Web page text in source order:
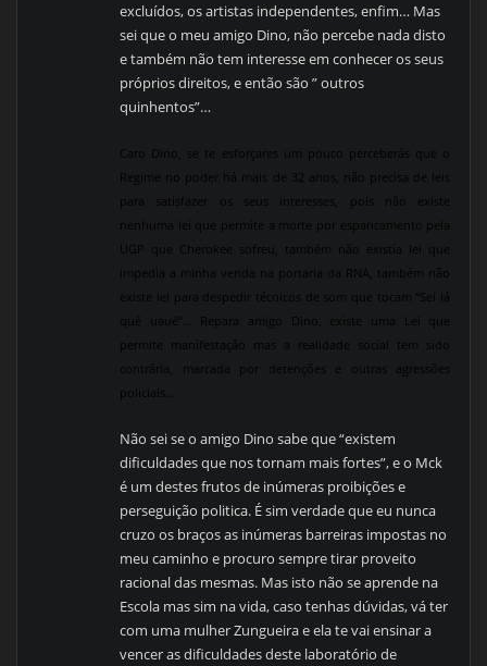
excluídos, os artistas independentes, enfim… Mas
sei que o meu amigo Dino, não percebe nada disto
e também não tem interesse em conhecer os seus
próprios direitos, e então são ” outros
quinhentos”…
Caro Dino, se te esforçares um pouco perceberás que o
Regime no poder há mais de 32 anos, não precisa de leis
para satisfazer os seus interesses, pois não existe
nenhuma lei que permite a morte por espancamento pela
UGP que Cherokee sofreu, também não existia lei que
impedia a minha venda na portaria da RNA, também não
existe lei para despedir técnicos de som que tocam “Sei lá
quê uaué”… Repara amigo Dino, existe uma Lei que
permite manifestação mas a realidade social tem sido
contrária, marcada por detenções e outras agressões
policiais…
Não sei se o amigo Dino sabe que “existem
dificuldades que nos tornam mais fortes”, e o Mck
é um destes frutos de inúmeras proibições e
perseguição politica. É sim verdade que eu nunca
cruzo os braços as inúmeras barreiras impostas no
meu caminho e procuro sempre tirar proveito
racional das mesmas. Mas isto não se aprende na
Escola mas sim na vida, caso tenhas dúvidas, vá ter
com uma mulher Zungueira e ela te vai ensinar a
vencer as dificuldades deste laboratório de